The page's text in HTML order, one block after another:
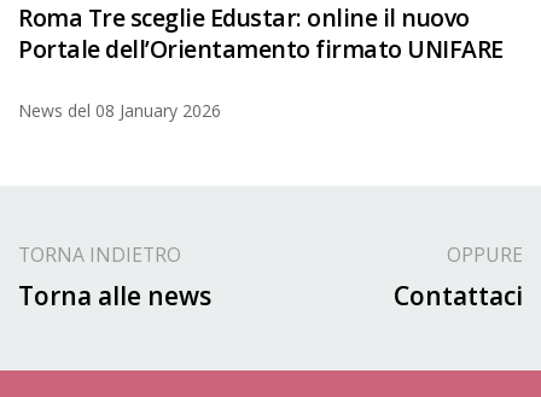
Roma Tre sceglie Edustar: online il nuovo
Portale dell’Orientamento firmato UNIFARE
News del 08 January 2026
TORNA INDIETRO
Torna alle news
OPPURE
Contattaci